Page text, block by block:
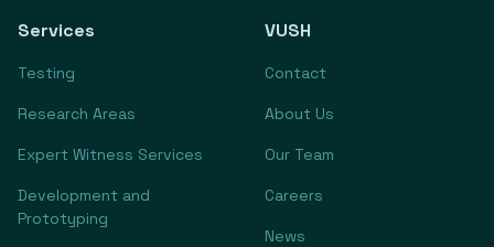
Services
Testing
Research Areas
Expert Witness Services
Development and
Prototyping
VUSH
Contact
About Us
Our Team
Careers
News